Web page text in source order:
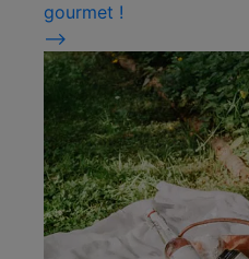
gourmet !
⟶